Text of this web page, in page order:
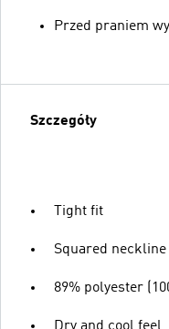
Przed praniem
Szczegóły
Tight fit
Squared neckline
89% polyester